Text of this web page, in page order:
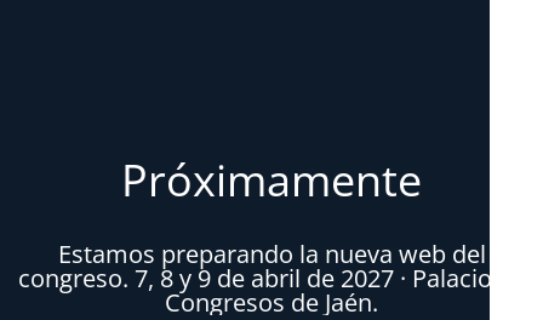
Próximamente
Estamos preparando la nueva web del
congreso. 7, 8 y 9 de abril de 2027 · Palacio de
Congresos de Jaén.